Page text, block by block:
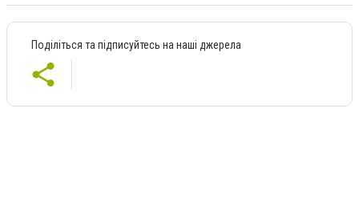
Поділіться та підписуйтесь на наші джерела